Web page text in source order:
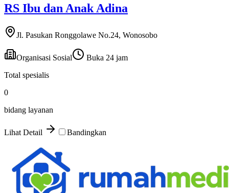
RS Ibu dan Anak Adina
Jl. Pasukan Ronggolawe No.24, Wonosobo
Organisasi Sosial
Buka 24 jam
Total spesialis
0
bidang layanan
Lihat Detail Bandingkan